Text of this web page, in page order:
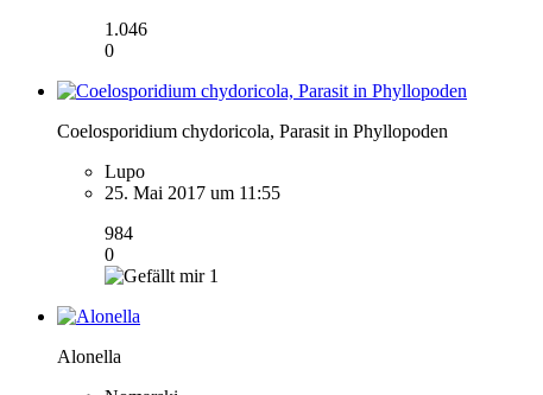
1.046
0
Coelosporidium chydoricola, Parasit in Phyllopoden
Lupo
25. Mai 2017 um 11:55
984
0
1
Alonella